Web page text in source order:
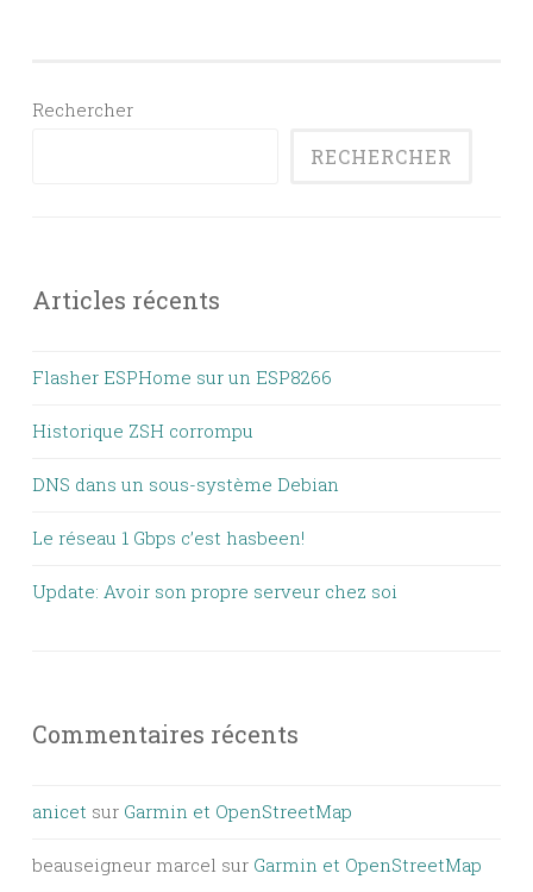
Rechercher
RECHERCHER
Articles récents
Flasher ESPHome sur un ESP8266
Historique ZSH corrompu
DNS dans un sous-système Debian
Le réseau 1 Gbps c’est hasbeen!
Update: Avoir son propre serveur chez soi
Commentaires récents
anicet sur Garmin et OpenStreetMap
beauseigneur marcel sur Garmin et OpenStreetMap